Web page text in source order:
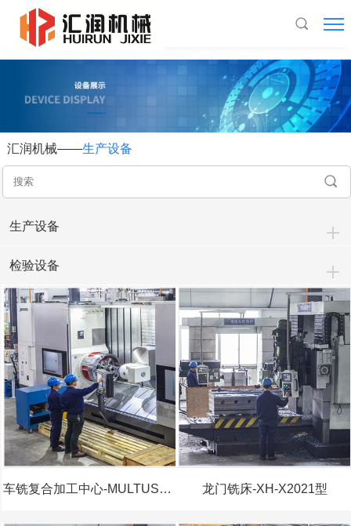
米兰游戏
汇润机械——生产设备
生产设备
检验设备
车铣复合加工中心-MULTUSB750型 龙门铣床-XH-X2021型